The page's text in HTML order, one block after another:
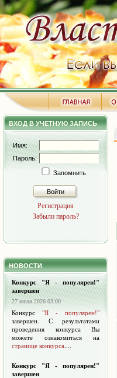
ВХОД В УЧЕТНУЮ ЗАПИСЬ
Имя:
Пароль:
Запомнить
Войти
Регистрация
Забыли пароль?
НОВОСТИ
Конкурс "Я - популярен!"
завершен
27 июля 2026 03:00
Конкурс "Я - популярен!"
завершен. С результатами
проведения конкурса Вы
можете ознакомиться на
странице конкурса
Конкурс "Я - популярен!"
завершен